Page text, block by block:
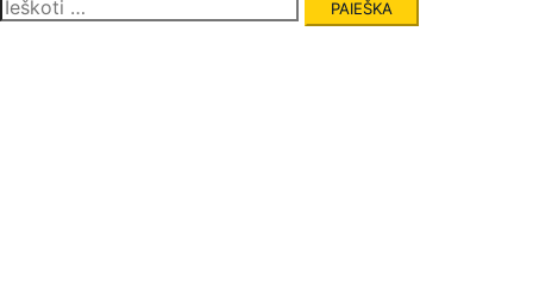
Ieškoti: